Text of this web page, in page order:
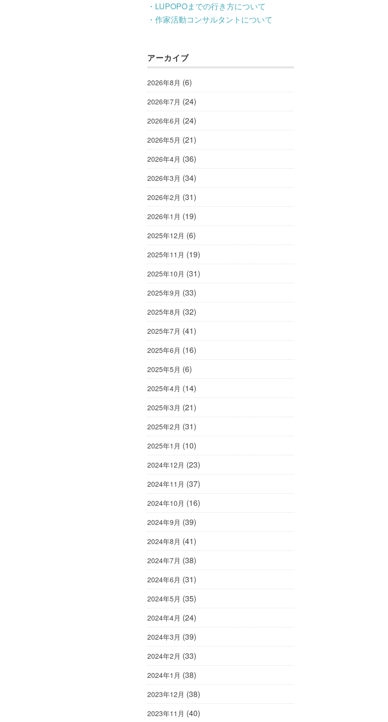
・LUPOPOまでの行き方について
・作家活動コンサルタントについて
アーカイブ
2026年8月 (6)
2026年7月 (24)
2026年6月 (24)
2026年5月 (21)
2026年4月 (36)
2026年3月 (34)
2026年2月 (31)
2026年1月 (19)
2025年12月 (6)
2025年11月 (19)
2025年10月 (31)
2025年9月 (33)
2025年8月 (32)
2025年7月 (41)
2025年6月 (16)
2025年5月 (6)
2025年4月 (14)
2025年3月 (21)
2025年2月 (31)
2025年1月 (10)
2024年12月 (23)
2024年11月 (37)
2024年10月 (16)
2024年9月 (39)
2024年8月 (41)
2024年7月 (38)
2024年6月 (31)
2024年5月 (35)
2024年4月 (24)
2024年3月 (39)
2024年2月 (33)
2024年1月 (38)
2023年12月 (38)
2023年11月 (40)